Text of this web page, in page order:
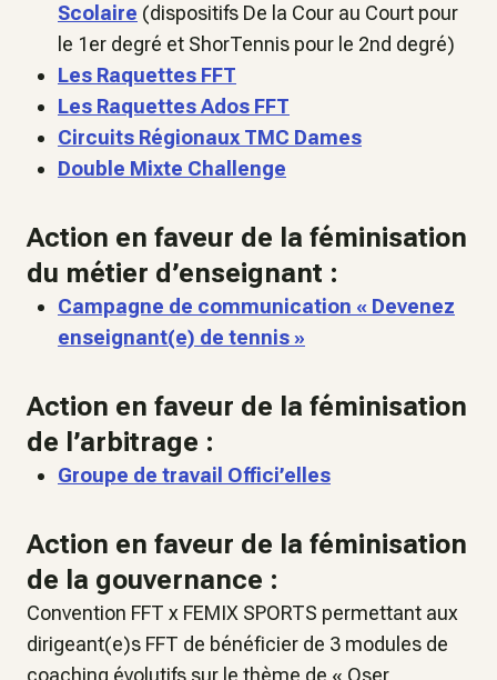
Scolaire (dispositifs De la Cour au Court pour
le 1er degré et ShorTennis pour le 2nd degré)
Les Raquettes FFT
Les Raquettes Ados FFT
Circuits Régionaux TMC Dames
Double Mixte Challenge
Action en faveur de la féminisation
du métier d’enseignant :
Campagne de communication « Devenez
enseignant(e) de tennis »
Action en faveur de la féminisation
de l’arbitrage :
Groupe de travail Offici’elles
Action en faveur de la féminisation
de la gouvernance :
Convention FFT x FEMIX SPORTS permettant aux
dirigeant(e)s FFT de bénéficier de 3 modules de
coaching évolutifs sur le thème de « Oser